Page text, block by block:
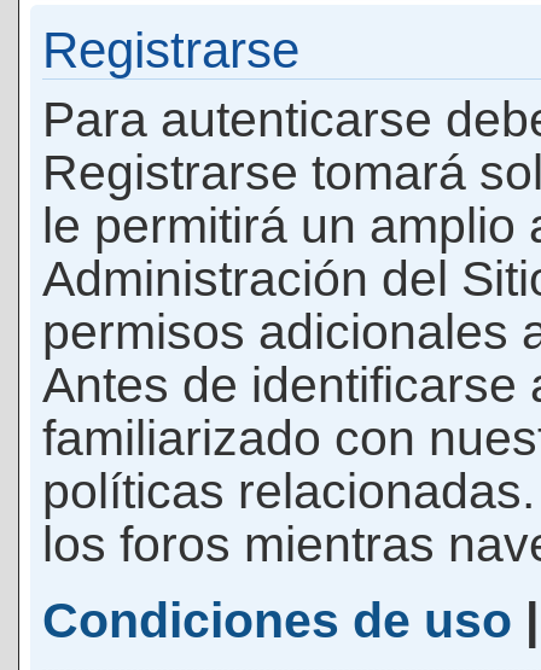
Registrarse
Para autenticarse
Registrarse tomará
le permitirá un amplio
Administración del
permisos adicionales
Antes de identificarse
familiarizado con
políticas
los foros mientras
Condiciones de uso